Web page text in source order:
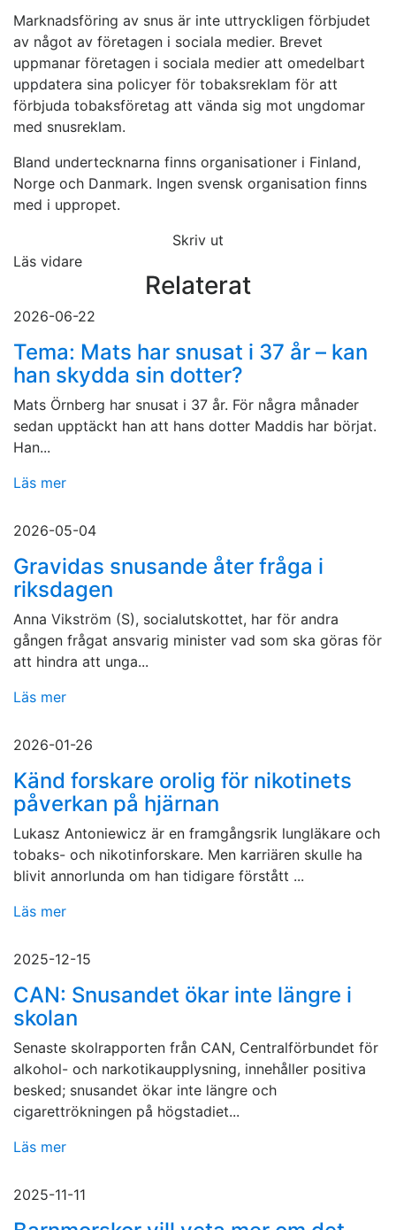
Marknadsföring av snus är inte uttryckligen förbjudet
av något av företagen i sociala medier. Brevet
uppmanar företagen i sociala medier att omedelbart
uppdatera sina policyer för tobaksreklam för att
förbjuda tobaksföretag att vända sig mot ungdomar
med snusreklam.
Bland undertecknarna finns organisationer i Finland,
Norge och Danmark. Ingen svensk organisation finns
med i uppropet.
Skriv ut
Läs vidare
Relaterat
2026-06-22
Tema: Mats har snusat i 37 år – kan
han skydda sin dotter?
Mats Örnberg har snusat i 37 år. För några månader
sedan upptäckt han att hans dotter Maddis har börjat.
Han...
Läs mer
2026-05-04
Gravidas snusande åter fråga i
riksdagen
Anna Vikström (S), socialutskottet, har för andra
gången frågat ansvarig minister vad som ska göras för
att hindra att unga...
Läs mer
2026-01-26
Känd forskare orolig för nikotinets
påverkan på hjärnan
Lukasz Antoniewicz är en framgångsrik lungläkare och
tobaks- och nikotinforskare. Men karriären skulle ha
blivit annorlunda om han tidigare förstått ...
Läs mer
2025-12-15
CAN: Snusandet ökar inte längre i
skolan
Senaste skolrapporten från CAN, Centralförbundet för
alkohol- och narkotikaupplysning, innehåller positiva
besked; snusandet ökar inte längre och
cigarettrökningen på högstadiet...
Läs mer
2025-11-11